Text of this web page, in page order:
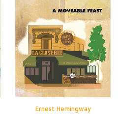
Ernest Hemingway